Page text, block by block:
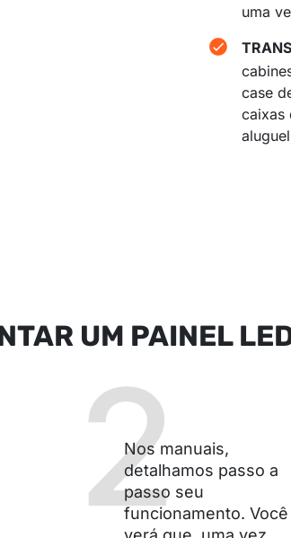
uma
case
caixas
UM PAINEL
2
Nos manuais,
detalhamos passo a
passo seu
funcionamento. Você